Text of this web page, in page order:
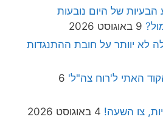
של היום נובעות
9 באוגוסט 2026
לא יוותר על חובת ההתנגדות
האתי ל'רוח צה"ל' 6
צו השעה! 4 באוגוסט 2026